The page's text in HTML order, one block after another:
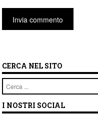
CERCA NEL SITO
Cerca
I NOSTRI SOCIAL